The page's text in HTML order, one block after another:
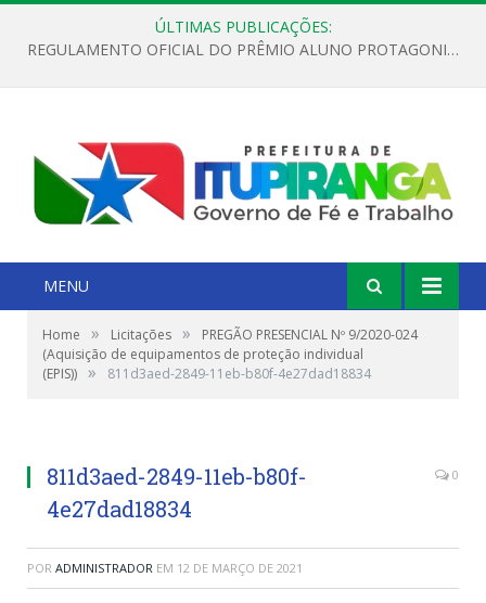
ÚLTIMAS PUBLICAÇÕES:
REGULAMENTO OFICIAL DO PRÊMIO ALUNO PROTAGONISTA – EDIÇÃO 2026
MENU
Home » Licitações »
PREGÃO PRESENCIAL Nº 9/2020-024
(Aquisição de equipamentos de proteção individual
(EPIS)) » 811d3aed-2849-11eb-b80f-4e27dad18834
811d3aed-2849-11eb-b80f-
4e27dad18834
0
POR ADMINISTRADOR EM 12 DE MARÇO DE 2021